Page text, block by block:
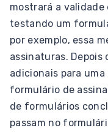
mostrará a validade
testando um
por exemplo, essa
assinaturas.
adicionais para
formulário de
de formulários
passam no